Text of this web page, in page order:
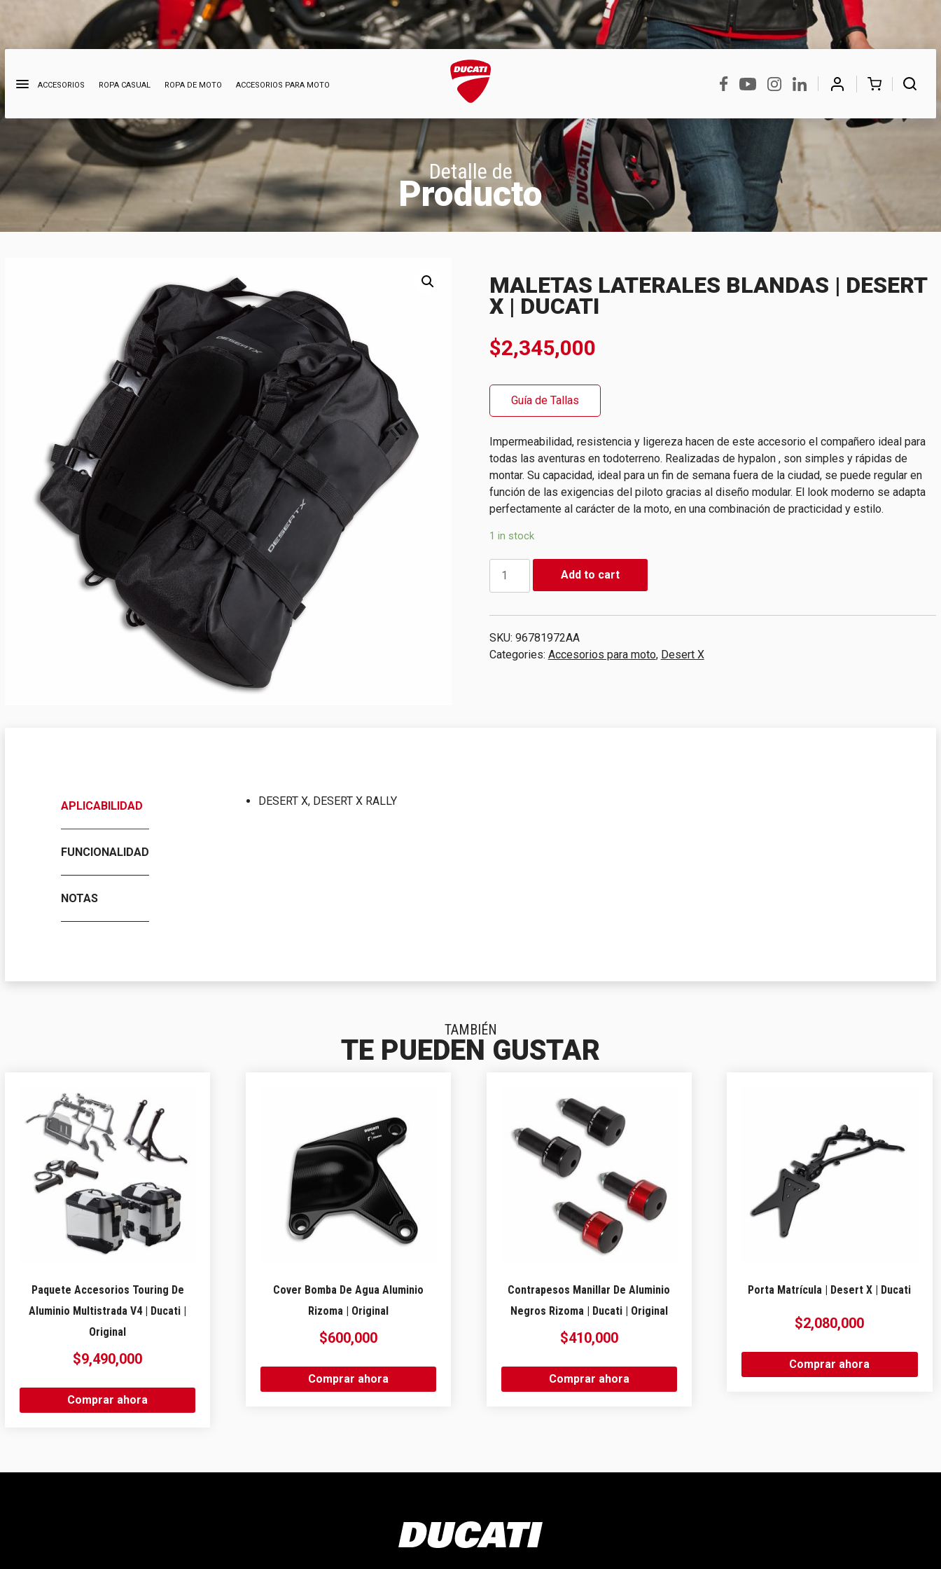
ACCESORIOS ROPA CASUAL ROPA DE MOTO ACCESORIOS PARA MOTO
de
productos
BUSCAR
Detalle de
Producto
MALETAS LATERALES BLANDAS | DESERT
X | DUCATI
$2,345,000
Guía de Tallas
Impermeabilidad, resistencia y ligereza hacen de este accesorio el compañero ideal para
todas las aventuras en todoterreno. Realizadas de hypalon , son simples y rápidas de
montar. Su capacidad, ideal para un fin de semana fuera de la ciudad, se puede regular en
función de las exigencias del piloto gracias al diseño modular. El look moderno se adapta
perfectamente al carácter de la moto, en una combinación de practicidad y estilo.
1 in stock
Laterales
|
Desert
X
Add to cart
SKU: 96781972AA
Categories: Accesorios para moto, Desert X
APLICABILIDAD
FUNCIONALIDAD
NOTAS
DESERT X, DESERT X RALLY
TAMBIÉN
TE PUEDEN GUSTAR
Paquete Accesorios Touring De
Aluminio Multistrada V4 | Ducati |
Original
$9,490,000
Comprar ahora
Cover Bomba De Agua Aluminio
Rizoma | Original
$600,000
Comprar ahora
Contrapesos Manillar De Aluminio
Negros Rizoma | Ducati | Original
$410,000
Comprar ahora
Porta Matrícula | Desert X | Ducati
$2,080,000
Comprar ahora